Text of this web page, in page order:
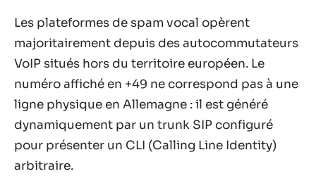
Les plateformes de spam vocal opèrent
majoritairement depuis des autocommutateurs
VoIP situés hors du territoire européen. Le
numéro affiché en +49 ne correspond pas à une
ligne physique en Allemagne : il est généré
dynamiquement par un trunk SIP configuré
pour présenter un CLI (Calling Line Identity)
arbitraire.